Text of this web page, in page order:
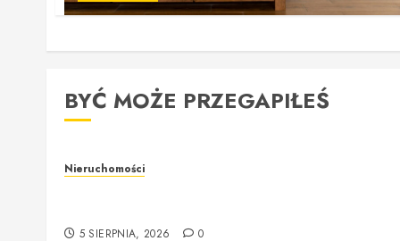
BYĆ MOŻE PRZEGAPIŁEŚ
Nieruchomości
5 SIERPNIA, 2026 0